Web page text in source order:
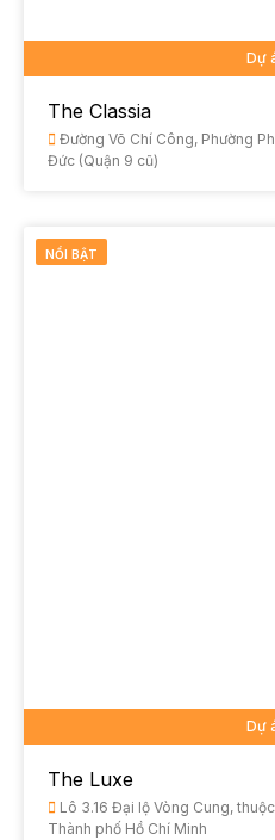
Dự
The Classia
Đường Võ Chí Công, Phường
Đức (Quận 9 cũ)
NỔI BẬT
Dự
The Luxe
Lô 3.16 Đại lộ Vòng Cung,
Thành phố Hồ Chí Minh